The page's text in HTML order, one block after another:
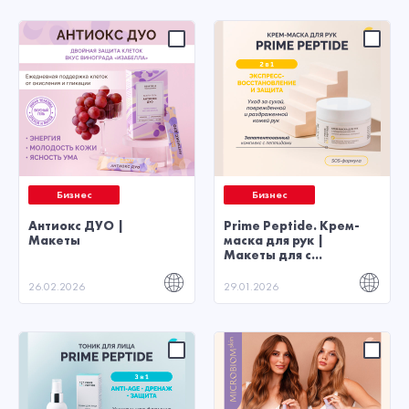
Бизнес
Антиокс ДУО |
Макеты
26.02.2026
Бизнес
Prime Peptide. Крем-
маска для рук |
Макеты для с...
29.01.2026